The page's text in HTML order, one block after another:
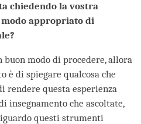
chiedendo la vostra
appropriato di
buon modo di procedere, allora
è di spiegare qualcosa che
rendere questa esperienza
insegnamento che ascoltate,
questi strumenti